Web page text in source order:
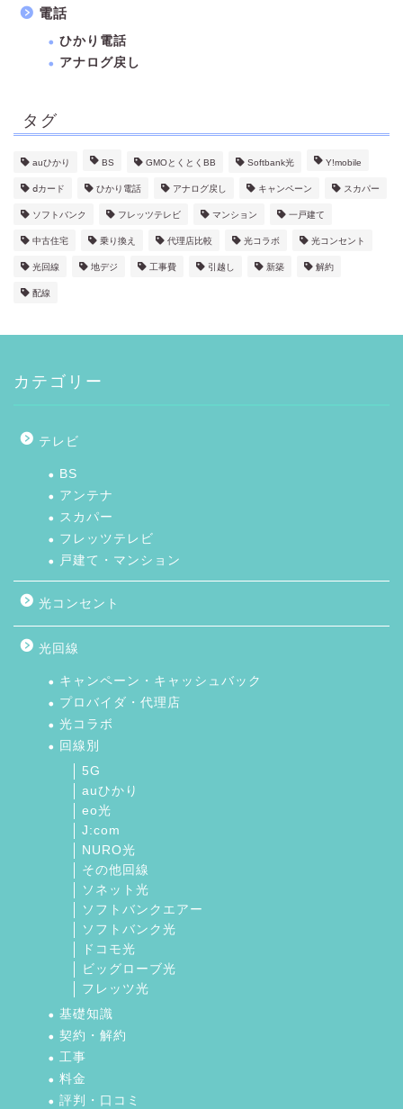
電話
ひかり電話
アナログ戻し
タグ
auひかり BS GMOとくとくBB Softbank光 Y!mobile
ⅾカード ひかり電話 アナログ戻し キャンペーン スカパー
ソフトバンク フレッツテレビ マンション 一戸建て
中古住宅 乗り換え 代理店比較 光コラボ 光コンセント
光回線 地デジ 工事費 引越し 新築 解約
配線
カテゴリー
テレビ
BS
アンテナ
スカパー
フレッツテレビ
戸建て・マンション
光コンセント
光回線
キャンペーン・キャッシュバック
プロバイダ・代理店
光コラボ
回線別
5G
auひかり
eo光
J:com
NURO光
その他回線
ソネット光
ソフトバンクエアー
ソフトバンク光
ドコモ光
ビッグローブ光
フレッツ光
基礎知識
契約・解約
工事
料金
評判・口コミ